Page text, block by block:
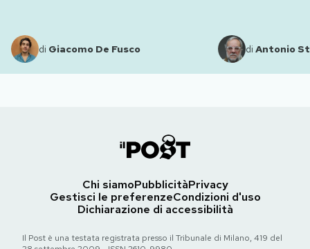
di Giacomo De Fusco di Antonio
Chi siamoPubblicitàPrivacy
Gestisci le preferenzeCondizioni d'uso
Dichiarazione di accessibilità
Il Post è una testata registrata presso il Tribunale di Milano, 419 del